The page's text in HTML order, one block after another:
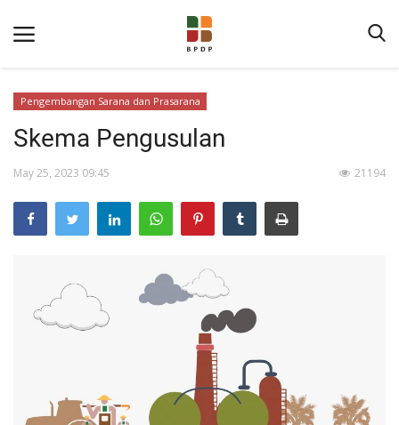
Tentang BPDP
Informasi Publik
Pengumuman
Pengembangan Sarana dan Prasarana
Skema Pengusulan
May 25, 2023 09:45 21194